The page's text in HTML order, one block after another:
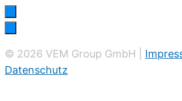
© 2026 VEM Group GmbH |
Datenschutz